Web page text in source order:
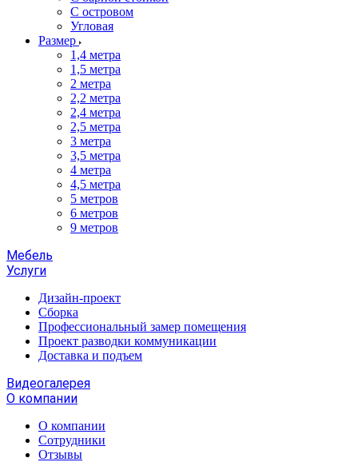
С островом
Угловая
Размер
1,4 метра
1,5 метра
2 метра
2,2 метра
2,4 метра
2,5 метра
3 метра
3,5 метра
4 метра
4,5 метра
5 метров
6 метров
9 метров
Мебель
Услуги
Дизайн-проект
Сборка
Профессиональный замер помещения
Проект разводки коммуникации
Доставка и подъем
Видеогалерея
О компании
О компании
Сотрудники
Отзывы